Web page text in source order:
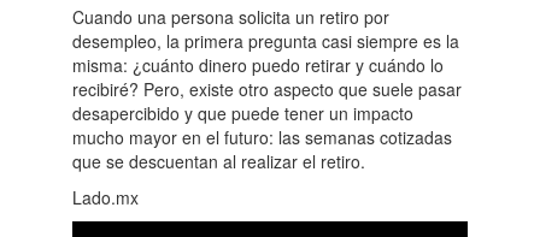
Cuando una persona solicita un retiro por
desempleo, la primera pregunta casi siempre es la
misma: ¿cuánto dinero puedo retirar y cuándo lo
recibiré? Pero, existe otro aspecto que suele pasar
desapercibido y que puede tener un impacto
mucho mayor en el futuro: las semanas cotizadas
que se descuentan al realizar el retiro.
Lado.mx